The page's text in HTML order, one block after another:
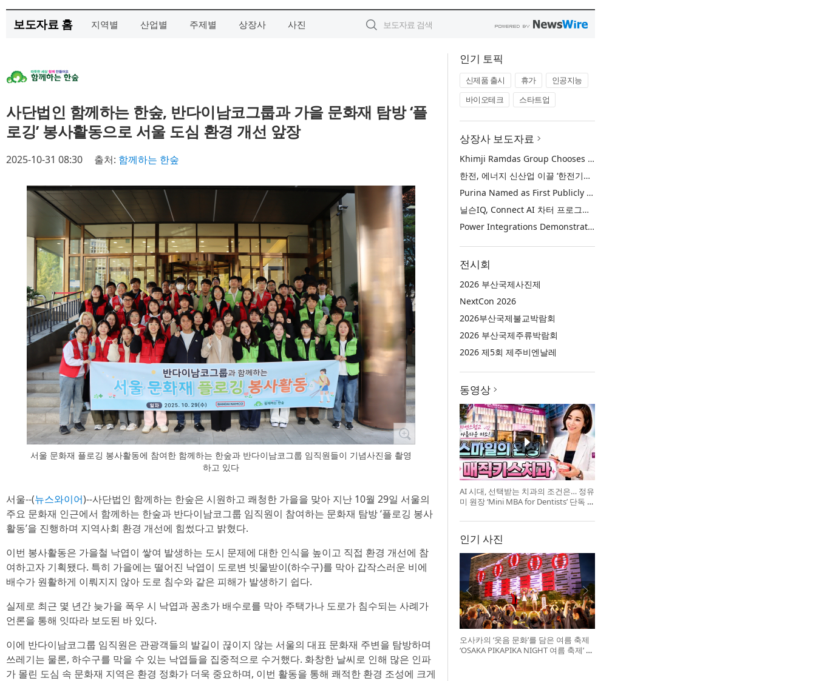
보도자료 홈 지역별 산업별 주제별 상장사 사진
사단법인 함께하는 한숲, 반다이남코그룹과 가을 문화재 탐방 ‘플
로깅’ 봉사활동으로 서울 도심 환경 개선 앞장
2025-10-31 08:30 출처: 함께하는 한숲
서울 문화재 플로깅 봉사활동에 참여한 함께하는 한숲과 반다이남코그룹 임직원들이 기념사진을 촬영
하고 있다
서울--(뉴스와이어)--사단법인 함께하는 한숲은 시원하고 쾌청한 가을을 맞아 지난 10월 29일 서울의
주요 문화재 인근에서 함께하는 한숲과 반다이남코그룹 임직원이 참여하는 문화재 탐방 ‘플로깅 봉사
활동’을 진행하며 지역사회 환경 개선에 힘썼다고 밝혔다.
이번 봉사활동은 가을철 낙엽이 쌓여 발생하는 도시 문제에 대한 인식을 높이고 직접 환경 개선에 참
여하고자 기획됐다. 특히 가을에는 떨어진 낙엽이 도로변 빗물받이(하수구)를 막아 갑작스러운 비에
배수가 원활하게 이뤄지지 않아 도로 침수와 같은 피해가 발생하기 쉽다.
실제로 최근 몇 년간 늦가을 폭우 시 낙엽과 꽁초가 배수로를 막아 주택가나 도로가 침수되는 사례가
언론을 통해 잇따라 보도된 바 있다.
이에 반다이남코그룹 임직원은 관광객들의 발길이 끊이지 않는 서울의 대표 문화재 주변을 탐방하며
쓰레기는 물론, 하수구를 막을 수 있는 낙엽들을 집중적으로 수거했다. 화창한 날씨로 인해 많은 인파
가 몰린 도심 속 문화재 지역은 환경 정화가 더욱 중요하며, 이번 활동을 통해 쾌적한 환경 조성에 크게
인기 토픽
신제품 출시 휴가
인공지능
바이오테크
스타트업
상장사 보도자료
Khimji Ramdas Group Chooses Rimini Street to Reduce SAP Support Costs, Protect 700+ Customizations and Reinvest Savings in Innovation
한전, 에너지 신산업 이끌 ‘한전기술지주’ 공식 출범
Purina Named as First Publicly Announced NIQ ConnectAI Charter Client
닐슨IQ, Connect AI 차터 프로그램 최초 고객사 ‘퓨리나’ 선정
Power Integrations Demonstrates World’s First 2200 V GaN Technology for Next-Era High-Voltage Power Systems
전시회
2026 부산국제사진제
NextCon 2026
2026부산국제불교박람회
2026 부산국제주류박람회
2026 제5회 제주비엔날레
동영상
AI 시대, 선택받는 치과의 조건은… 정유
미 원장 ‘Mini MBA for Dentists’ 단독 특
인기 사진
오사카의 ‘웃음 문화’를 담은 여름 축제
‘OSAKA PIKAPIKA NIGHT 여름 축제’ 개